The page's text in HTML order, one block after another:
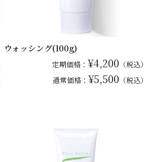
ウォッシング(100g)
定期価格： ¥4,200 （税込）
通常価格： ¥5,500 （税込）